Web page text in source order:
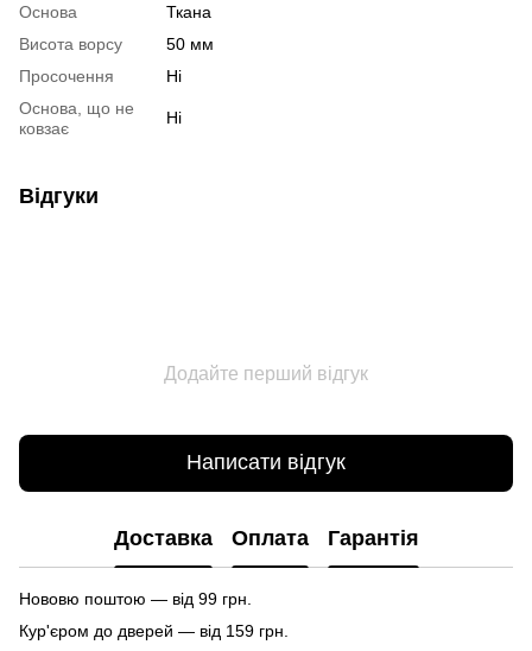
Основа
Ткана
Висота ворсу
50 мм
Просочення
Ні
Основа, що не
ковзає
Ні
Відгуки
Додайте перший відгук
Написати відгук
Доставка Оплата Гарантія
Нововю поштою — від 99 грн.
Кур'єром до дверей — від 159 грн.